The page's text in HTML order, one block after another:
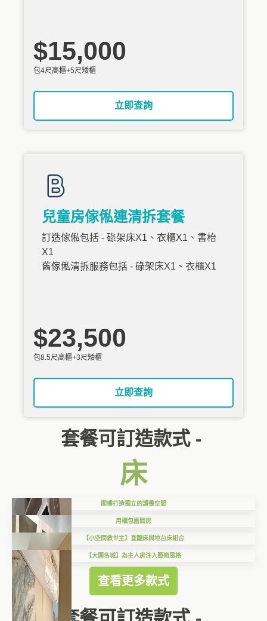
$15,000
包4尺高櫃+5尺矮櫃
立即查詢
兒童房傢俬連清拆套餐
訂造傢俬包括 - 碌架床X1、衣櫃X1、書枱
X1
舊傢俬清拆服務包括 - 碌架床X1、衣櫃X1
$23,500
包8.5尺高櫃+3尺矮櫃
立即查詢
套餐可訂造款式 -
床
閣樓打造獨立的讀書空間
用櫃包圍間房
【小空間救世主】直翻床與地台床組合
【大圍名城】為主人房注入藝術風格
查看更多款式